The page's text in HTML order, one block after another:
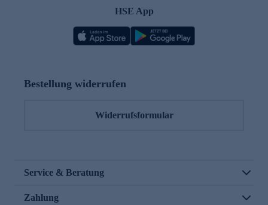
HSE App
Bestellung widerrufen
Widerrufsformular
Service & Beratung
Zahlung